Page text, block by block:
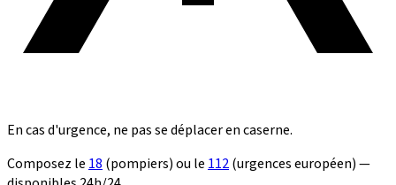
En cas d'urgence, ne pas se déplacer en caserne.
Composez le 18 (pompiers) ou le 112(urgences européen) —